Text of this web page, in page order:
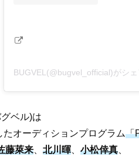
BUGVEL(@bugvel_official)がシ
ベル)は
たオーディションプログラム「
藤萊来 北川暉 小松倖真